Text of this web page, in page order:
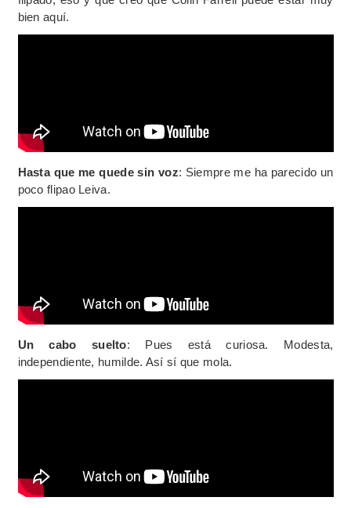
bien aquí.
Hasta que me quede sin voz: Siempre me ha parecido un
poco flipao Leiva.
Un cabo suelto: Pues está curiosa. Modesta,
independiente, humilde. Así sí que mola.